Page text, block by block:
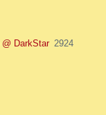
@ DarkStar 2924